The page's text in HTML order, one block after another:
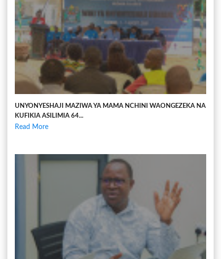
UNYONYESHAJI MAZIWA YA MAMA NCHINI WAONGEZEKA NA
KUFIKIA ASILIMIA 64...
Read More